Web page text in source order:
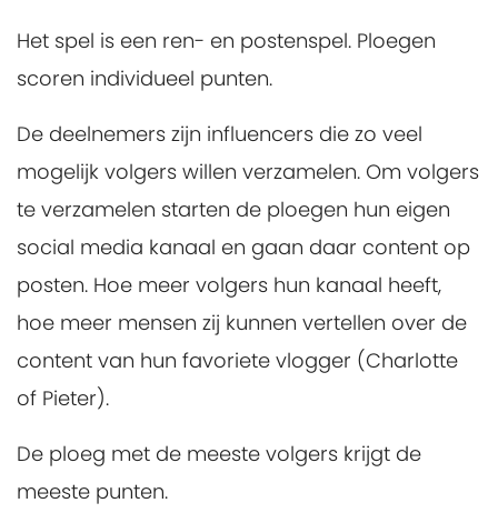
Het spel is een ren- en postenspel. Ploegen
scoren individueel punten.
De deelnemers zijn influencers die zo veel
mogelijk volgers willen verzamelen. Om volgers
te verzamelen starten de ploegen hun eigen
social media kanaal en gaan daar content op
posten. Hoe meer volgers hun kanaal heeft,
hoe meer mensen zij kunnen vertellen over de
content van hun favoriete vlogger (Charlotte
of Pieter).
De ploeg met de meeste volgers krijgt de
meeste punten.